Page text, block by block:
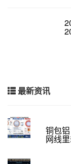
最新资讯
铜包
网线